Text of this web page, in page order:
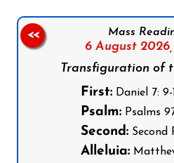
Mass
6 August 2026,
Transfiguration of
First:Daniel 7: 9-
Psalm:Psalms
Second:Second
Alleluia:
<<